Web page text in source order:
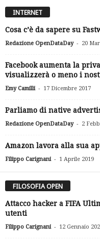
INTERNET
Cosa c’è da sapere su
Redazione OpenDataDay - 20
Facebook aumenta la
visualizzerà o meno i
Emy Camilli - 17 Dicembre 2017
Parliamo di native
Redazione OpenDataDay - 2
Amazon lavora alla sua
Filippo Carignani - 1 Aprile 2019
FILOSOFIA OPEN
Attacco hacker a FIFA
utenti
Filippo Carignani - 12 Gennaio